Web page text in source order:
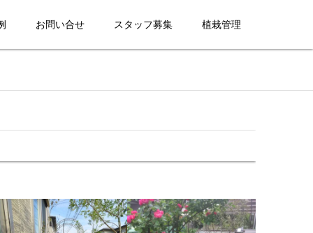
お問い合せ スタッフ募集 植栽管理